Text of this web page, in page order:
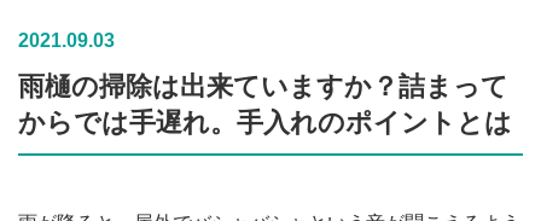
2021.09.03
雨樋の掃除は出来ていますか？詰まって
からでは手遅れ。手入れのポイントとは